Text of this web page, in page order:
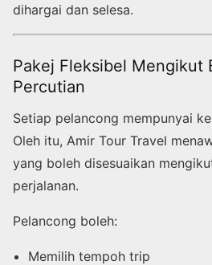
dihargai dan selesa.
Pakej Fleksibel Mengikut
Percutian
Setiap pelancong mempunyai
Oleh itu, Amir Tour Travel
yang boleh disesuaikan
perjalanan.
Pelancong boleh:
Memilih tempoh trip